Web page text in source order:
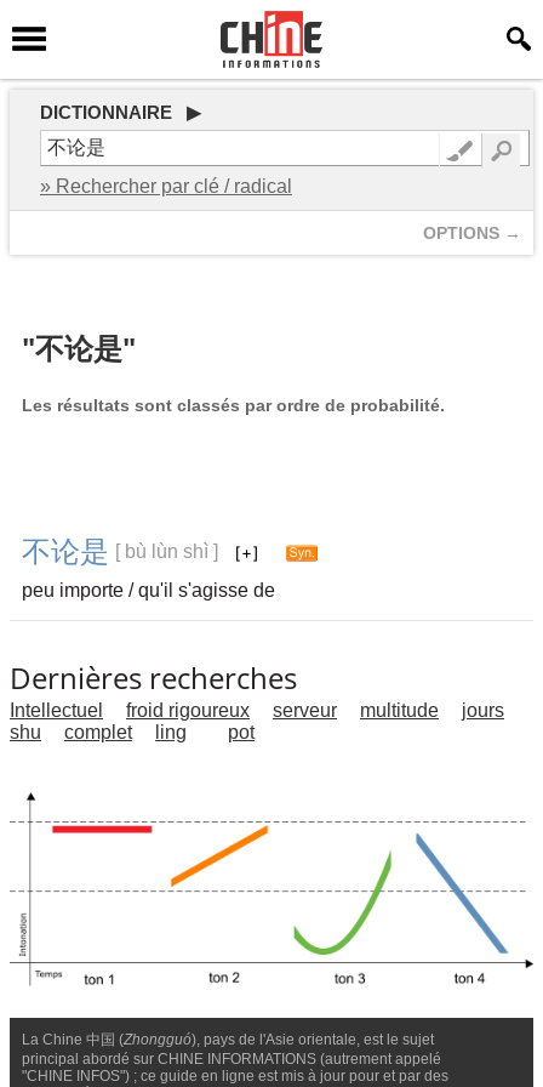
DICTIONNAIRE ▶
» Rechercher par clé / radical
OPTIONS →
"不论是"
Les résultats sont classés par ordre de probabilité.
不论是 [ bù lùn shì ]
peu importe / qu'il s'agisse de
Dernières recherches
Intellectuel froid rigoureux serveur multitude
jours
shu
complet ling pot
La Chine 中国 (Zhongguó), pays de l'Asie orientale, est le sujet
principal abordé sur CHINE INFORMATIONS (autrement appelé
"CHINE INFOS") ; ce guide en ligne est mis à jour pour et par des